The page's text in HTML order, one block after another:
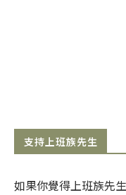
支持上班族先生
如果你覺得上班族先